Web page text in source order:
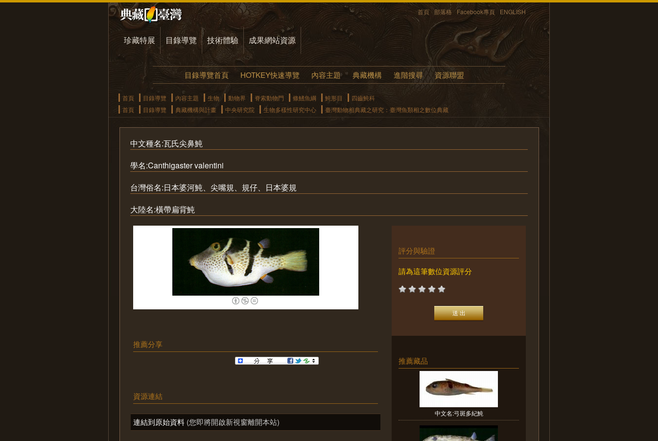
首頁 部落格 Facebook專頁 ENGLISH
珍藏特展 目錄導覽 技術體驗 成果網站資源
目錄導覽首頁 HOTKEY快速導覽 內容主題 典藏機構 進階搜尋 資源聯盟
首頁 目錄導覽 內容主題 生物 動物界 脊索動物門 條鰭魚綱 魨形目
四齒魨科
首頁
目錄導覽 典藏機構與計畫 中央研究院 生物多樣性研究中心 臺灣動物相典藏之研究：臺灣魚類相之數位典藏
中文種名:瓦氏尖鼻魨
學名:Canthigaster valentini
台灣俗名:日本婆河魨、尖嘴規、規仔、日本婆規
大陸名:橫帶扁背魨
推薦分享
資源連結
連結到原始資料 (您即將開啟新視窗離開本站)
評分與驗證
請為這筆數位資源評分
推薦藏品
中文名:弓斑多紀魨